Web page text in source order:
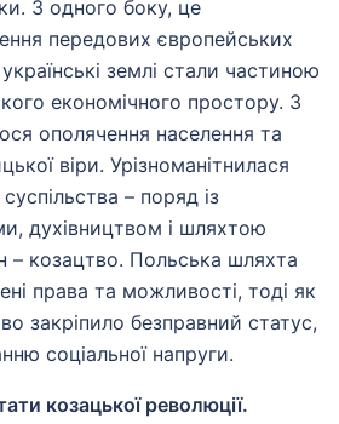
З одного боку, це
передових європейських
землі стали частиною
економічного простору. З
ополячення населення та
віри. Урізноманітнилася
– поряд із
духівництвом і шляхтою
– козацтво. Польська шляхта
права та можливості, тоді як
закріпило безправний статус,
соціальної напруги.
козацької революції.